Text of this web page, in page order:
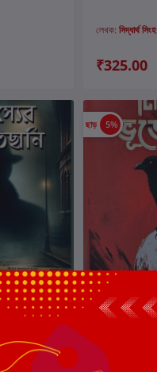
লেখক:সিদ্ধার্থ সিংহ
₹325.00
ছাড় 5%
নির্বাচিত ভুতের গল্প